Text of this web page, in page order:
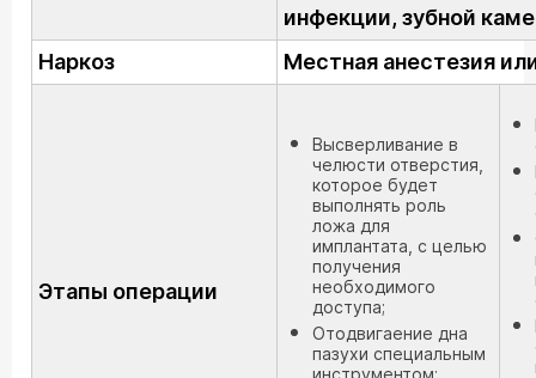
инфекции, зубной
Наркоз
Местная анестезия
Этапы операции
Высверливание в
челюсти отверстия,
которое будет
выполнять роль
ложа для
имплантата, с целью
получения
необходимого
доступа;
Отодвигаение дна
пазухи специальным
инструментом;